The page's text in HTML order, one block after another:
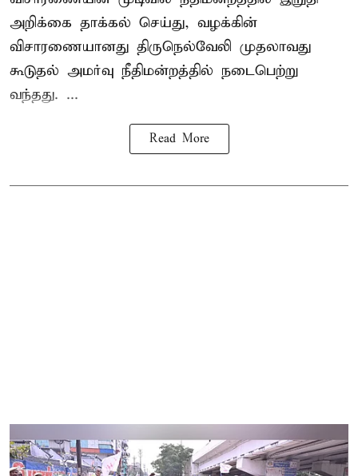
அறிக்கை தாக்கல் செய்து, வழக்கின்
விசாரணையானது திருநெல்வேலி முதலாவது
கூடுதல் அமர்வு நீதிமன்றத்தில் நடைபெற்று
வந்தது. ...
Read More